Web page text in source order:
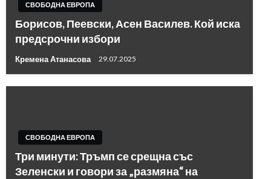
СВОБОДНА ЕВРОПА
Борисов, Пеевски, Асен Василев. Кой иска
предсрочни избори
Кремена Атанасова 29.07.2025
СВОБОДНА ЕВРОПА
Три минути: Тръмп се срещна със
Зеленски и говори за „размяна“ на